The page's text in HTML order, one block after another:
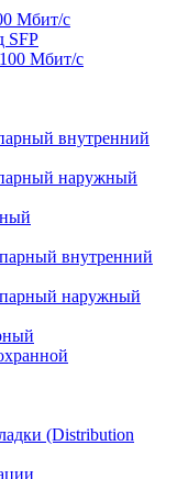
Мбит/с
SFP
Мбит/с
внутренний
наружный
внутренний
наружный
(Distribution